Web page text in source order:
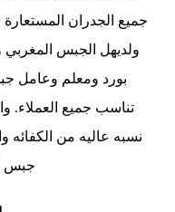
جميع الجدران
ولديهل الجبس
بورد ومعلم وعامل
تناسب جميع العملاء.
نسبه عاليه من الكفائه
جبس